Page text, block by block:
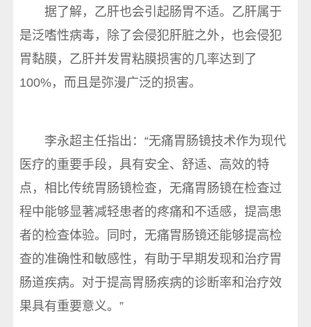
据了解，乙肝也会引起肠胃不适。乙肝属于
是泛嗜性病毒，除了会侵犯肝脏之外，也会侵犯
胃黏膜，乙肝并发胃粘膜损害的几率达到了
100%，而且是弥漫广泛的损害。
李永超主任指出：“无痛胃肠镜技术作为现代
医疗的重要手段，具有安全、舒适、高效的特
点，相比传统胃肠镜检查，无痛胃肠镜在检查过
程中能够显著减轻患者的疼痛和不适感，提高患
者的检查体验。同时，无痛胃肠镜还能够提高检
查的准确性和敏感性，有助于早期发现和治疗胃
肠道疾病。对于提高胃肠疾病的诊断率和治疗效
果具有重要意义。”